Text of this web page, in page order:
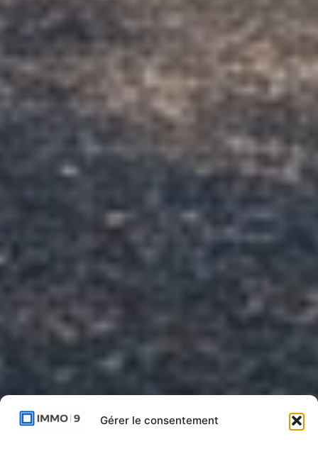
Gérer le consentement